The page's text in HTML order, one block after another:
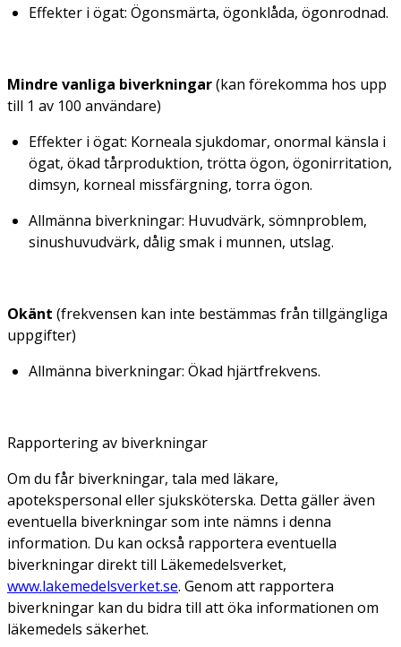
Effekter i ögat: Ögonsmärta, ögonklåda, ögonrodnad.
Mindre vanliga biverkningar(kan förekomma hos upp
till 1 av 100 användare)
Effekter i ögat: Korneala sjukdomar, onormal känsla i
ögat, ökad tårproduktion, trötta ögon, ögonirritation,
dimsyn, korneal missfärgning, torra ögon.
Allmänna biverkningar: Huvudvärk, sömnproblem,
sinushuvudvärk, dålig smak i munnen, utslag.
Okänt (frekvensen kan inte bestämmas från tillgängliga
uppgifter)
Allmänna biverkningar: Ökad hjärtfrekvens.
Rapportering av biverkningar
Om du får biverkningar, tala med läkare,
apotekspersonal eller sjuksköterska. Detta gäller även
eventuella biverkningar som inte nämns i denna
information. Du kan också rapportera eventuella
biverkningar direkt till Läkemedelsverket,
www.lakemedelsverket.se. Genom att rapportera
biverkningar kan du bidra till att öka informationen om
läkemedels säkerhet.